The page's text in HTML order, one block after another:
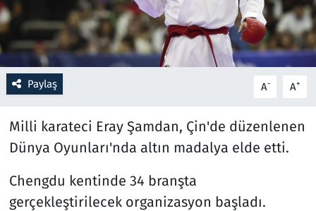
Paylaş A- A+
Milli karateci Eray Şamdan, Çin'de düzenlenen
Dünya Oyunları'nda altın madalya elde etti.
Chengdu kentinde 34 branşta
gerçekleştirilecek organizasyon başladı.
Resmi İlanlar
Rüya Tabirleri
Sağlık
Savunma Sanayi
Seçim 2023
Spor